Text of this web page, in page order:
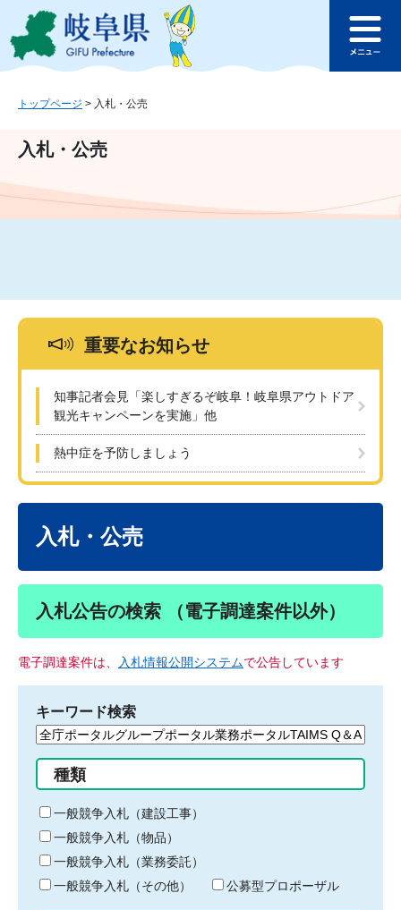
ジ
ュ
文
このページの本文へ
ュ
トップページ > 入札・公売
入札・公売
重要なお知らせ
知事記者会見「楽しすぎるぞ岐阜！岐阜県アウトドア
観光キャンペーンを実施」他
熱中症を予防しましょう
入札・公売
入札公告の検索 （電子調達案件以外）
電子調達案件は、 入札情報公開システムで公告しています
キーワード検索
検
る
キ
ー
ワ
ー
ド
種類
一般競争入札（建設工事）
一般競争入札（物品）
一般競争入札（業務委託）
一般競争入札（その他）
公募型プロポーザル